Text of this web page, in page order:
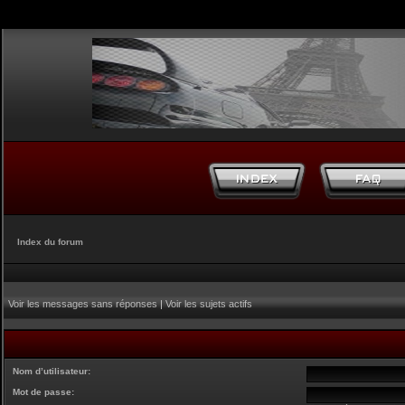
Index du forum
Voir les messages sans réponses|Voir les sujets actifs
Nom d’utilisateur:
Mot de passe: